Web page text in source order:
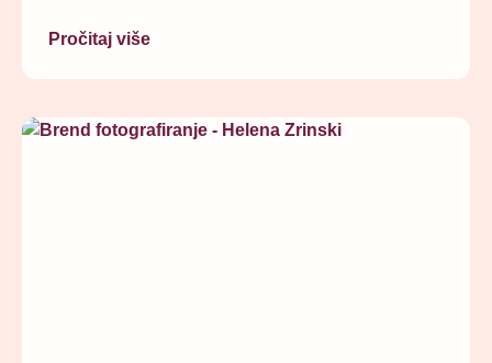
Pročitaj više